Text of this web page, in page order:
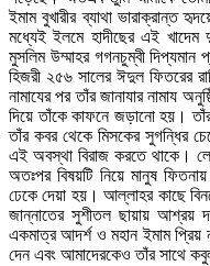
ইমাম বুখারীর ব্যাথা ভারাক্রান্ত
মধ্যেই ইলমে হাদীছের এই খাদেম
মুসলিম উম্মাহর গগনচুম্বী
হিজরী ২৫৬ সালের ঈদুল ফিতরের
নামাযের পর তাঁর জানাযার নামায
দিয়ে তাঁকে কাফনে জড়ানো হয়।
তাঁর কবর থেকে মিসকের সুগন্ধির
এই অবস্থা বিরাজ করতে থাকে।
অতঃপর বিষয়টি নিয়ে মানুষ
ঢেকে দেয়া হয়। আল্লাহর কাছে
জান্নাতের সুশীতল ছায়ায় আশ্রয়
একমাত্র আদর্শ ও মহান ইমাম প্রিয়
দেন এবং আমাদেরকেও তাঁর সাথে